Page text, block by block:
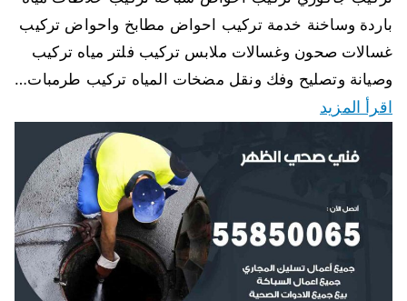
باردة وساخنة خدمة تركيب احواض مطابخ واحواض تركيب
غسالات صحون وغسالات ملابس تركيب فلتر مياه تركيب
وصيانة وتصليح وفك ونقل مضخات المياه تركيب طرمبات…
اقرأ المزيد